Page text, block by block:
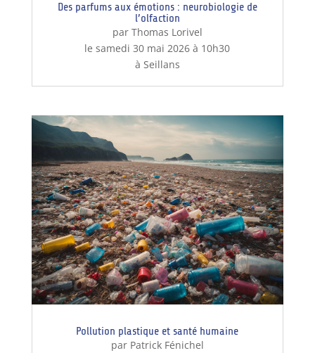
Des parfums aux émotions : neurobiologie de
l’olfaction
par Thomas Lorivel
le samedi 30 mai 2026 à 10h30
à Seillans
Pollution plastique et santé humaine
par Patrick Fénichel